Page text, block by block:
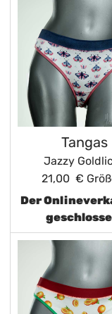
Tangas
Jazzy
21,00 €
Der